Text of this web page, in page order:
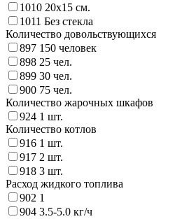
1010 20х15 см.
1011 Без стекла
Количество довольствующихся
897 150 человек
898 25 чел.
899 30 чел.
900 75 чел.
Количество жарочных шкафов
924 1 шт.
Количество котлов
916 1 шт.
917 2 шт.
918 3 шт.
Расход жидкого топлива
902 1
904 3.5-5.0 кг/ч